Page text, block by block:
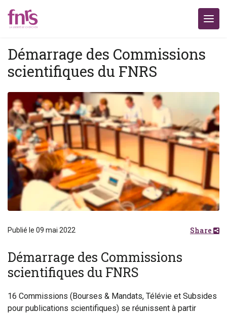
Démarrage des Commissions
scientifiques du FNRS
Publié le 09 mai 2022 Share
Démarrage des Commissions
scientifiques du FNRS
16 Commissions (Bourses & Mandats, Télévie et Subsides
pour publications scientifiques) se réunissent à partir